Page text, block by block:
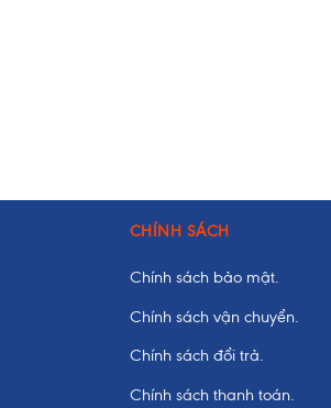
CHÍNH SÁCH
Chính sách bảo mật.
Chính sách vận chuyển.
Chính sách đổi trả.
Chính sách thanh toán.